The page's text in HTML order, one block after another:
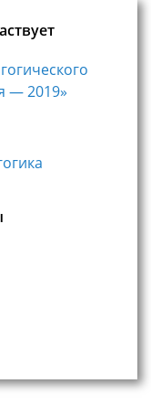
— 2019»